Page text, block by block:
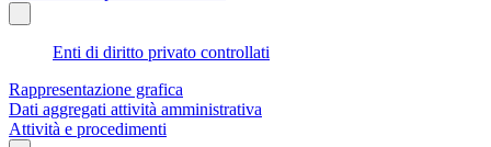
Enti di diritto privato controllati
Rappresentazione grafica
Dati aggregati attività amministrativa
Attività e procedimenti